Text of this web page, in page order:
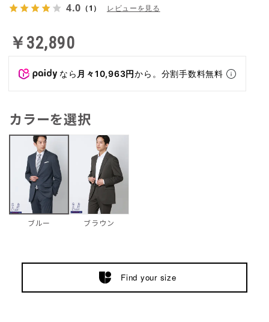
4.0 （1） レビューを見る
￥32,890
なら 月々10,963円から。分割手数料無料
カラーを選択
ブルー ブラウン
Find your size